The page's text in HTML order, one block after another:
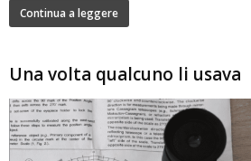
Continua a leggere
Una volta qualcuno li usava